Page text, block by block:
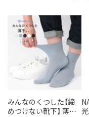
みんなのくつした【締
めつけない靴下】 薄手